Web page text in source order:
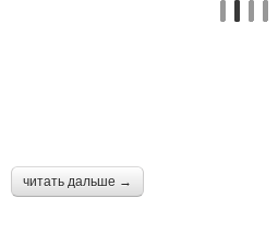
читать дальше →